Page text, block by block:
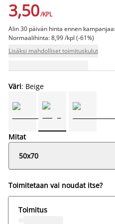
3,50/KPL
Alin 30 päivän hinta ennen
Normaalihinta: 8,99 /kpl (-61%)
Lisäksi mahdolliset toimituskulut
Väri: Beige
Mitat
50x70
Toimitetaan vai noudat itse?
Toimitus